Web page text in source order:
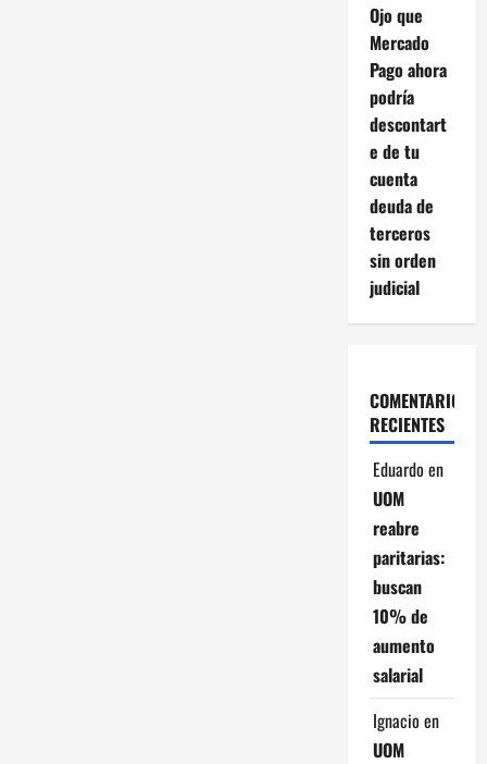
Ojo que
Mercado
Pago ahora
podría
descontart
e de tu
cuenta
deuda de
terceros
sin orden
judicial
COMENTARIOS
RECIENTES
Eduardo en
UOM
reabre
paritarias:
buscan
10% de
aumento
salarial
Ignacio en
UOM